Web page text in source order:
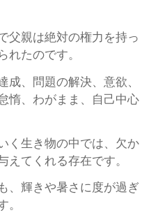
父親は絶対の権力を持っ
れたのです。
成、問題の解決、意欲、
惰、わがまま、自己中心
く生き物の中では、欠か
えてくれる存在です。
、輝きや暑さに度が過ぎ
。